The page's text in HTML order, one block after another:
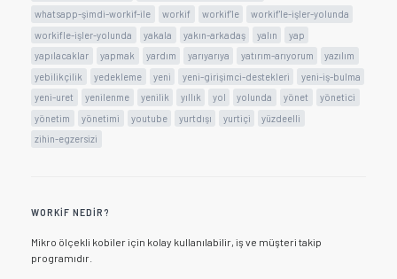
whatsapp-şimdi-workif-ile
workif workif'le
workif'le-işler-yolunda
workifle-işler-yolunda
yakala yakın-arkadaş yalın
yap
yapılacaklar
yapmak yardım yarıyarıya yatırım-arıyorum
yazılım
yebilikçilik
yedekleme yeni yeni-girişimci-destekleri
yeni-iş-bulma
yeni-uret
yenilenme yenilik yıllık yol yolunda yönet
yönetici
yönetim
yönetimi youtube yurtdışı yurtiçi
yüzdeelli
zihin-egzersizi
WORKIF NEDIR?
Mikro ölçekli kobiler için kolay kullanılabilir, iş ve müşteri takip
programıdır.